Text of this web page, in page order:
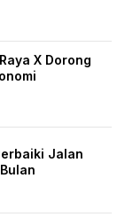
X Dorong
Jalan